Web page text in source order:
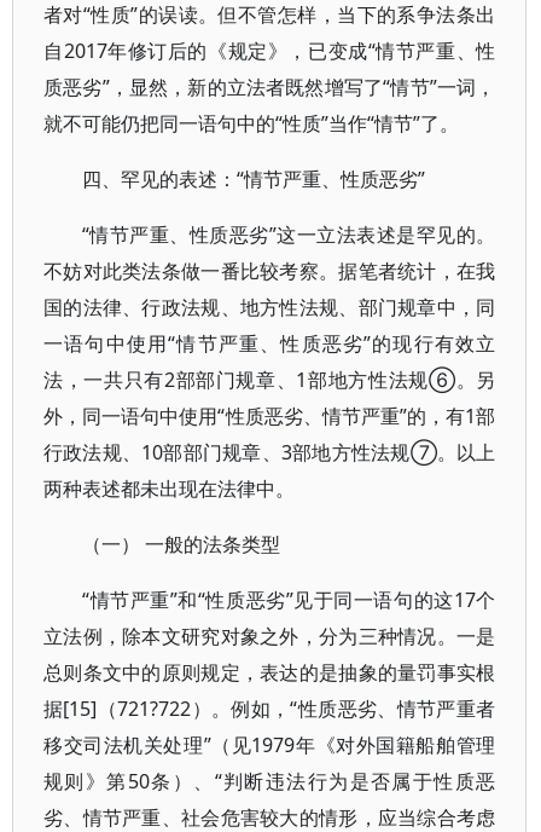
者对“性质”的误读。但不管怎样，当下的系争法条出
自2017年修订后的《规定》，已变成“情节严重、性
质恶劣”，显然，新的立法者既然增写了“情节”一词，
就不可能仍把同一语句中的“性质”当作“情节”了。
四、罕见的表述：“情节严重、性质恶劣”
“情节严重、性质恶劣”这一立法表述是罕见的。
不妨对此类法条做一番比较考察。据笔者统计，在我
国的法律、行政法规、地方性法规、部门规章中，同
一语句中使用“情节严重、性质恶劣”的现行有效立
法，一共只有2部部门规章、1部地方性法规⑥。另
外，同一语句中使用“性质恶劣、情节严重”的，有1部
行政法规、10部部门规章、3部地方性法规⑦。以上
两种表述都未出现在法律中。
（一） 一般的法条类型
“情节严重”和“性质恶劣”见于同一语句的这17个
立法例，除本文研究对象之外，分为三种情况。一是
总则条文中的原则规定，表达的是抽象的量罚事实根
据[15]（721?722）。例如，“性质恶劣、情节严重者
移交司法机关处理”（见1979年《对外国籍船舶管理
规则》第50条）、“判断违法行为是否属于性质恶
劣、情节严重、社会危害较大的情形，应当综合考虑